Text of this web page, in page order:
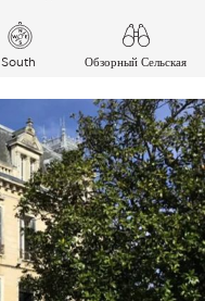
South
Обзорный Сельская